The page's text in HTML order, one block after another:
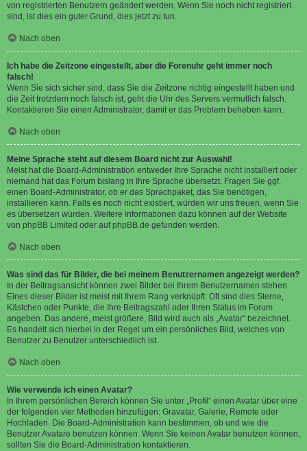
von registrierten Benutzern geändert werden. Wenn Sie noch nicht registriert
sind, ist dies ein guter Grund, dies jetzt zu tun.
Nach oben
Ich habe die Zeitzone eingestellt, aber die Forenuhr geht immer noch
falsch!
Wenn Sie sich sicher sind, dass Sie die Zeitzone richtig eingestellt haben und
die Zeit trotzdem noch falsch ist, geht die Uhr des Servers vermutlich falsch.
Kontaktieren Sie einen Administrator, damit er das Problem beheben kann.
Nach oben
Meine Sprache steht auf diesem Board nicht zur Auswahl!
Meist hat die Board-Administration entweder Ihre Sprache nicht installiert oder
niemand hat das Forum bislang in Ihre Sprache übersetzt. Fragen Sie ggf.
einen Board-Administrator, ob er das Sprachpaket, das Sie benötigen,
installieren kann. Falls es noch nicht existiert, würden wir uns freuen, wenn Sie
es übersetzen würden. Weitere Informationen dazu können auf der Website
von phpBB Limited oder aufphpBB.de gefunden werden.
Nach oben
Was sind das für Bilder, die bei meinem Benutzernamen angezeigt werden?
In der Beitragsansicht können zwei Bilder bei Ihrem Benutzernamen stehen.
Eines dieser Bilder ist meist mit Ihrem Rang verknüpft: Oft sind dies Sterne,
Kästchen oder Punkte, die Ihre Beitragszahl oder Ihren Status im Forum
angeben. Das andere, meist größere, Bild wird auch als „Avatar“ bezeichnet.
Es handelt sich hierbei in der Regel um ein persönliches Bild, welches von
Benutzer zu Benutzer unterschiedlich ist.
Nach oben
Wie verwende ich einen Avatar?
In Ihrem persönlichen Bereich können Sie unter „Profil“ einen Avatar über eine
der folgenden vier Methoden hinzufügen: Gravatar, Galerie, Remote oder
Hochladen. Die Board-Administration kann bestimmen, ob und wie die
Benutzer Avatare benutzen können. Wenn Sie keinen Avatar benutzen können,
sollten Sie die Board-Administration kontaktieren.